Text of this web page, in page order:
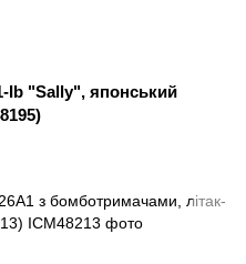
Ib "Sally", японський